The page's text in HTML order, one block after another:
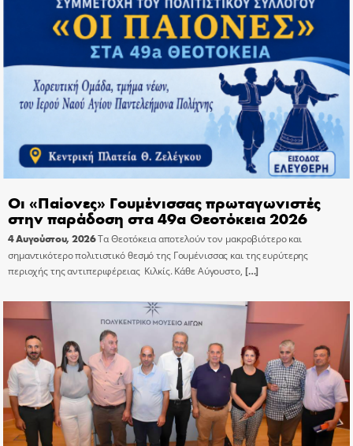
Οι «Παίονες» Γουμένισσας πρωταγωνιστές
στην παράδοση στα 49α Θεοτόκεια 2026
4 Αυγούστου, 2026Τα Θεοτόκεια αποτελούν τον μακροβιότερο και
σημαντικότερο πολιτιστικό θεσμό της Γουμένισσας και της ευρύτερης
περιοχής της αντιπεριφέρειας Κιλκίς. Κάθε Αύγουστο, […]